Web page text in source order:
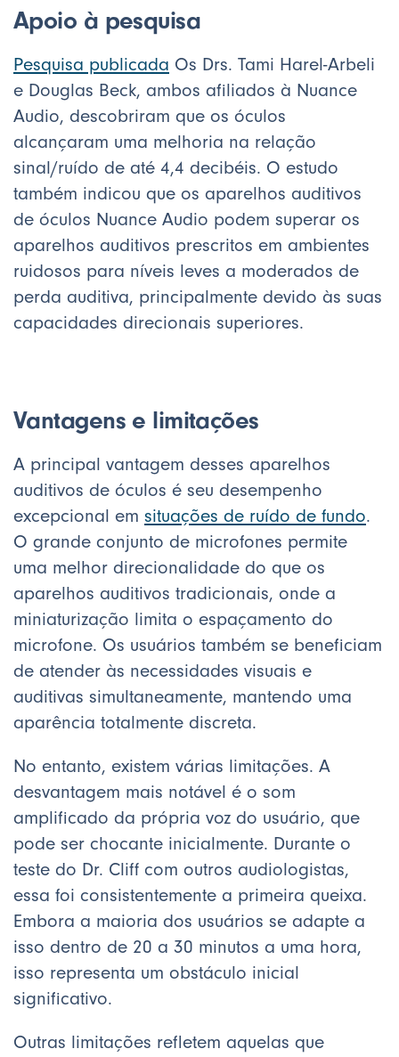
Apoio à pesquisa
Pesquisa publicada Os Drs. Tami Harel-Arbeli
e Douglas Beck, ambos afiliados à Nuance
Audio, descobriram que os óculos
alcançaram uma melhoria na relação
sinal/ruído de até 4,4 decibéis. O estudo
também indicou que os aparelhos auditivos
de óculos Nuance Audio podem superar os
aparelhos auditivos prescritos em ambientes
ruidosos para níveis leves a moderados de
perda auditiva, principalmente devido às suas
capacidades direcionais superiores.
Vantagens e limitações
A principal vantagem desses aparelhos
auditivos de óculos é seu desempenho
excepcional em situações de ruído de fundo.
O grande conjunto de microfones permite
uma melhor direcionalidade do que os
aparelhos auditivos tradicionais, onde a
miniaturização limita o espaçamento do
microfone. Os usuários também se beneficiam
de atender às necessidades visuais e
auditivas simultaneamente, mantendo uma
aparência totalmente discreta.
No entanto, existem várias limitações. A
desvantagem mais notável é o som
amplificado da própria voz do usuário, que
pode ser chocante inicialmente. Durante o
teste do Dr. Cliff com outros audiologistas,
essa foi consistentemente a primeira queixa.
Embora a maioria dos usuários se adapte a
isso dentro de 20 a 30 minutos a uma hora,
isso representa um obstáculo inicial
significativo.
Outras limitações refletem aquelas que